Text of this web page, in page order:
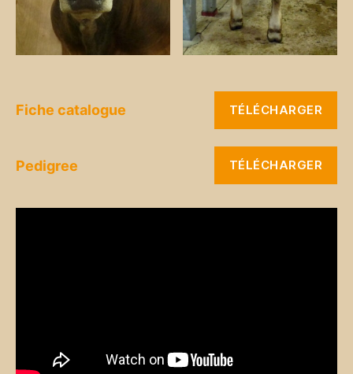
Fiche catalogue TÉLÉCHARGER
Pedigree TÉLÉCHARGER